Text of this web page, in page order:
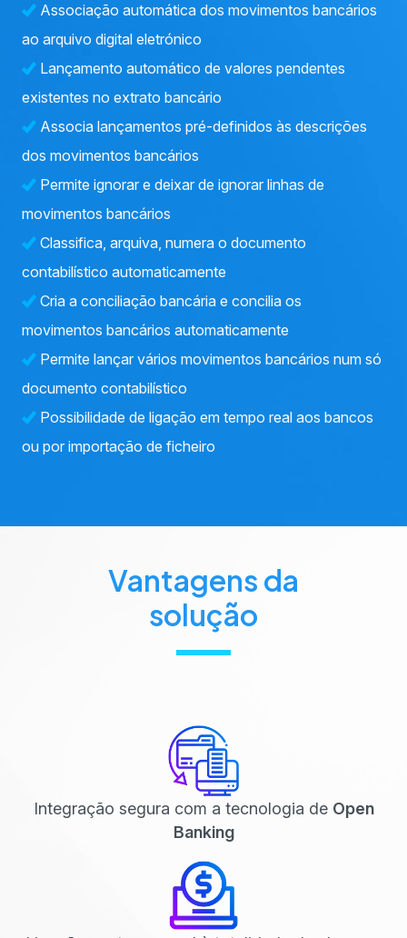
Associação automática dos movimentos bancários
ao arquivo digital eletrónico
Lançamento automático de valores pendentes
existentes no extrato bancário
Associa lançamentos pré-definidos às descrições
dos movimentos bancários
Permite ignorar e deixar de ignorar linhas de
movimentos bancários
Classifica, arquiva, numera o documento
contabilístico automaticamente
Cria a conciliação bancária e concilia os
movimentos bancários automaticamente
Permite lançar vários movimentos bancários num só
documento contabilístico
Possibilidade de ligação em tempo real aos bancos
ou por importação de ficheiro
Vantagens da
solução
Integração segura com a tecnologia de Open
Banking